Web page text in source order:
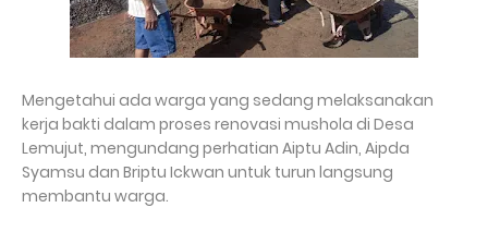
Mengetahui ada warga yang sedang melaksanakan
kerja bakti dalam proses renovasi mushola di Desa
Lemujut, mengundang perhatian Aiptu Adin, Aipda
Syamsu dan Briptu Ickwan untuk turun langsung
membantu warga.